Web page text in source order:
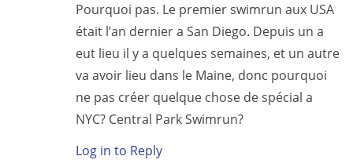
Pourquoi pas. Le premier swimrun aux USA
était l’an dernier a San Diego. Depuis un a
eut lieu il y a quelques semaines, et un autre
va avoir lieu dans le Maine, donc pourquoi
ne pas créer quelque chose de spécial a
NYC? Central Park Swimrun?
Log in to Reply